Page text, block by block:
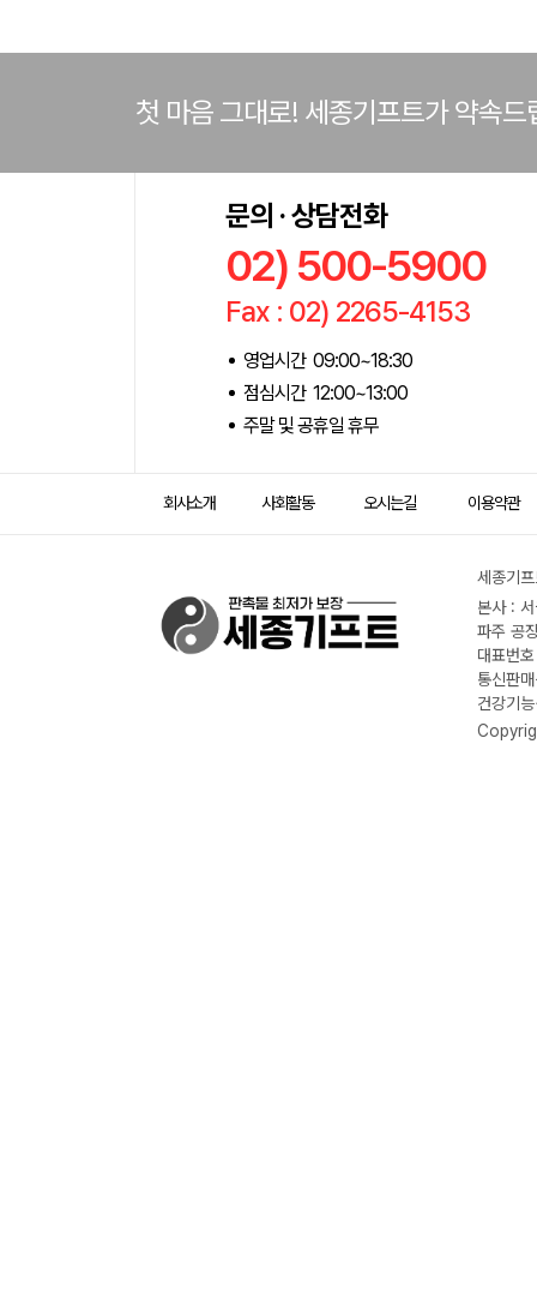
첫 마음 그대로! 세종기프트가 약속드
문의 · 상담전화
02) 500-5900
Fax : 02) 2265-4153
영업시간 09:00~18:30
점심시간 12:00~13:00
주말 및 공휴일 휴무
회사소개 사회활동 오시는길 이용약관
세종기
본사 :
파주 공
대표번
통신판
건강기